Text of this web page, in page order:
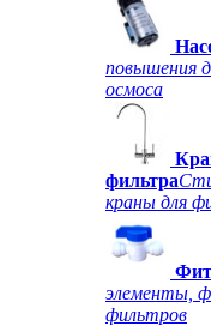
повышения
осмоса
фильтра
краны для
элементы,
фильтров